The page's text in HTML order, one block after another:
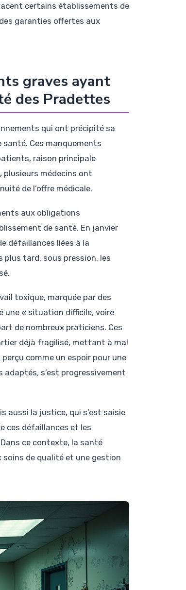
certains établissements de
garanties offertes aux
graves ayant
des Pradettes
qui ont précipité sa
santé. Ces manquements
raison principale
plusieurs médecins ont
de l’offre médicale.
aux obligations
de santé. En janvier
défaillances liées à la
tard, sous pression, les
toxique, marquée par des
une « situation difficile, voire
de nombreux praticiens. Ces
déjà fragilisé, mettant à mal
comme un espoir pour une
adaptés, s’est progressivement
aussi la justice, qui s’est saisie
ces défaillances et les
ce contexte, la santé
soins de qualité et une gestion